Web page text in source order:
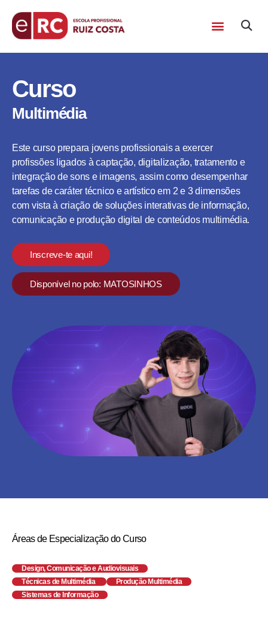
Curso
Multimédia
Este curso prepara jovens profissionais a exercer
profissões ligados à captação, digitalização, tratamento e
integração de sons e imagens, assim como desempenhar
tarefas de caráter técnico e artístico em 2 e 3 dimensões
com vista à criação de soluções interativas de informação,
comunicação e produção digital de conteúdos multimédia.
Inscreve-te aqui!
Disponível no polo: MATOSINHOS
Áreas de Especialização do Curso
Design, Comunicação e Audiovisuais
Técnicas de Multimédia
Produção Multimédia
Sistemas de Informação